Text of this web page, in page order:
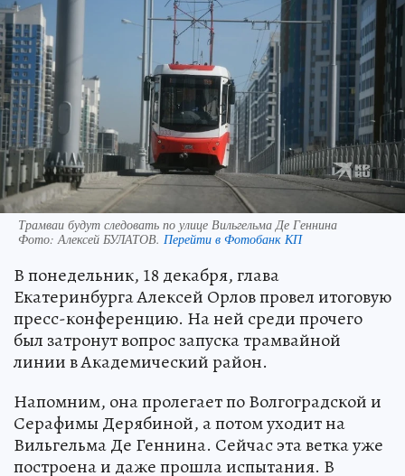
Трамваи будут следовать по улице Вильгельма Де Геннина
Фото:Алексей БУЛАТОВ. Перейти в Фотобанк КП
В понедельник, 18 декабря, глава
Екатеринбурга Алексей Орлов провел итоговую
пресс-конференцию. На ней среди прочего
был затронут вопрос запуска трамвайной
линии в Академический район.
Напомним, она пролегает по Волгоградской и
Серафимы Дерябиной, а потом уходит на
Вильгельма Де Геннина. Сейчас эта ветка уже
построена и даже прошла испытания. В